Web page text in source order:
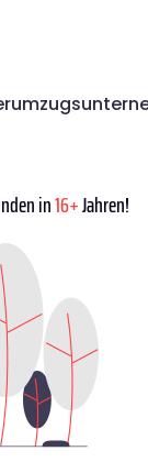
in16+Jahren!